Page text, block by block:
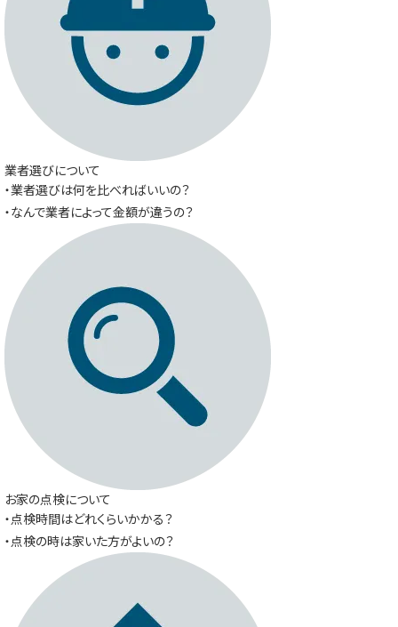
業者選びについて
・業者選びは何を比べればいいの？
・なんで業者によって金額が違うの？
お家の点検について
・点検時間はどれくらいかかる？
・点検の時は家いた方がよいの？